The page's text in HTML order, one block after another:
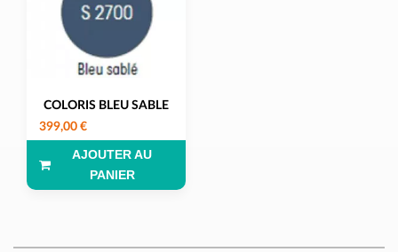
COLORIS BLEU SABLE
399,00 €
AJOUTER AU
PANIER